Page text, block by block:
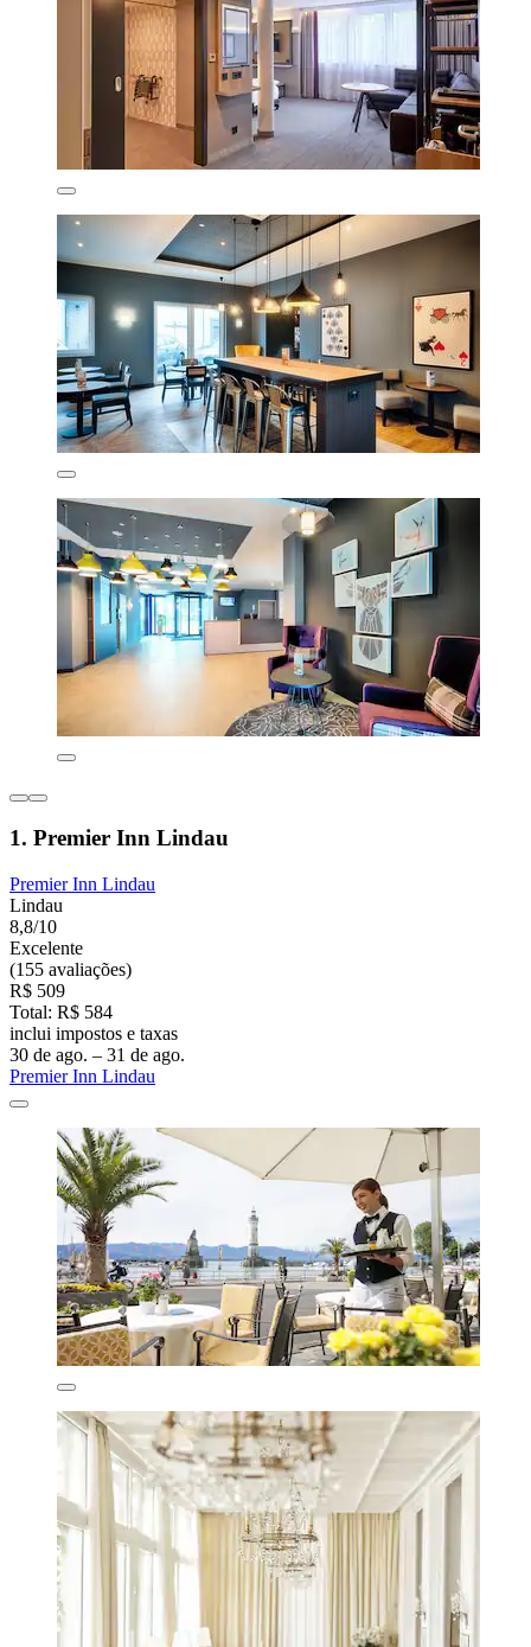
1. Premier Inn Lindau
Premier Inn Lindau
Lindau
8,8/10
Excelente
(155 avaliações)
R$ 509
Total: R$ 584
inclui impostos e taxas
30 de ago. – 31 de ago.
Premier Inn Lindau